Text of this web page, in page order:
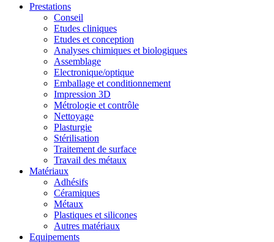
Prestations
Conseil
Etudes cliniques
Etudes et conception
Analyses chimiques et biologiques
Assemblage
Electronique/optique
Emballage et conditionnement
Impression 3D
Métrologie et contrôle
Nettoyage
Plasturgie
Stérilisation
Traitement de surface
Travail des métaux
Matériaux
Adhésifs
Céramiques
Métaux
Plastiques et silicones
Autres matériaux
Equipements